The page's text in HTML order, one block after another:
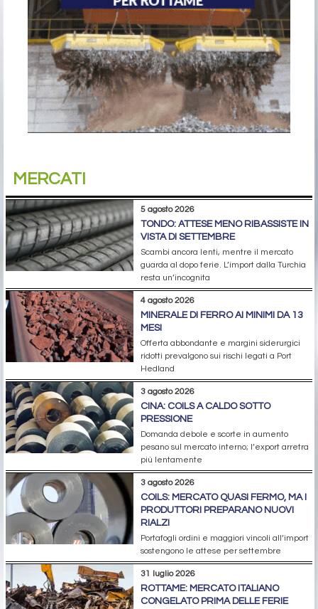
MERCATI
5 agosto 2026
TONDO: ATTESE MENO RIBASSISTE IN
VISTA DI SETTEMBRE
Scambi ancora lenti, mentre il mercato
guarda al dopo ferie. L’import dalla Turchia
resta un’incognita
4 agosto 2026
MINERALE DI FERRO AI MINIMI DA 13
MESI
Offerta abbondante e margini siderurgici
ridotti prevalgono sui rischi legati a Port
Hedland
3 agosto 2026
CINA: COILS A CALDO SOTTO
PRESSIONE
Domanda debole e scorte in aumento
pesano sul mercato interno; l’export arretra
più lentamente
3 agosto 2026
COILS: MERCATO QUASI FERMO, MA I
PRODUTTORI PREPARANO NUOVI
RIALZI
Portafogli ordini e maggiori vincoli all’import
sostengono le attese per settembre
31 luglio 2026
ROTTAME: MERCATO ITALIANO
CONGELATO PRIMA DELLE FERIE